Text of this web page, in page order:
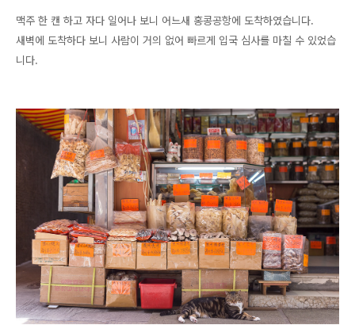
맥주 한 캔 하고 자다 일어나 보니 어느새 홍콩공항에 도착하였습니다.
새벽에 도착하다 보니 사람이 거의 없어 빠르게 입국 심사를 마칠 수 있었습
니다.